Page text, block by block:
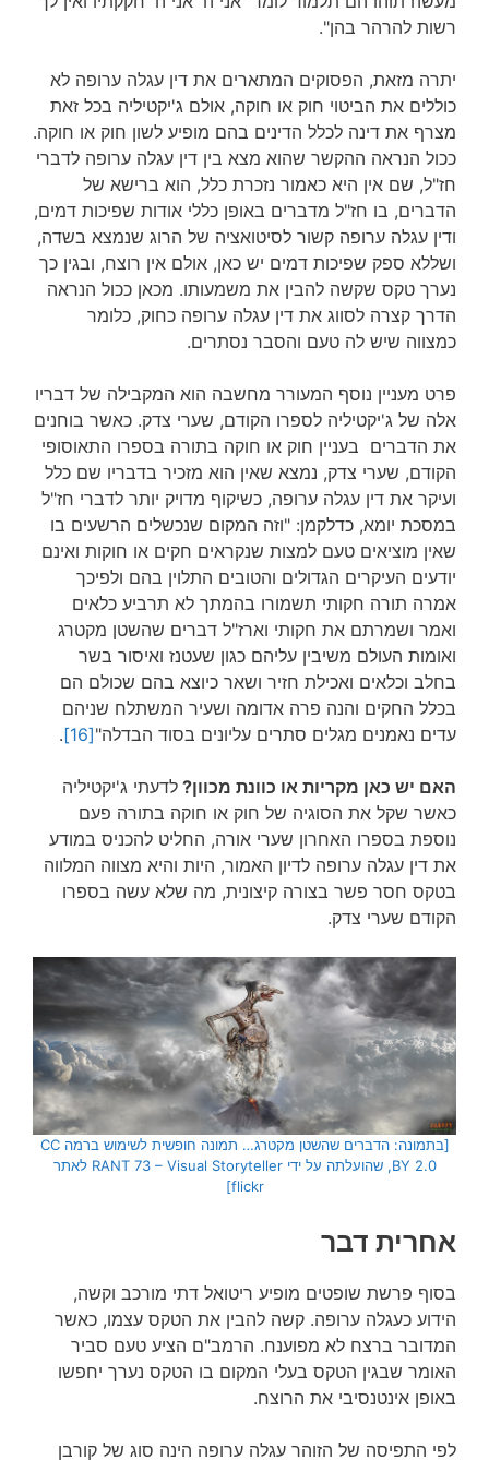
רשות להרהר בהן".
יתרה מזאת, הפסוקים המתארים את דין עגלה ערופה לא
כוללים את הביטוי חוק או חוקה, אולם ג'יקטיליה בכל זאת
מצרף את דינה לכלל הדינים בהם מופיע לשון חוק או חוקה.
ככול הנראה ההקשר שהוא מצא בין דין עגלה ערופה לדברי
חז"ל, שם אין היא כאמור נזכרת כלל, הוא ברישא של
הדברים, בו חז"ל מדברים באופן כללי אודות שפיכות דמים,
ודין עגלה ערופה קשור לסיטואציה של הרוג שנמצא בשדה,
ושללא ספק שפיכות דמים יש כאן, אולם אין רוצח, ובגין כך
נערך טקס שקשה להבין את משמעותו. מכאן ככול הנראה
הדרך קצרה לסווג את דין עגלה ערופה כחוק, כלומר
כמצווה שיש לה טעם והסבר נסתרים.
פרט מעניין נוסף המעורר מחשבה הוא המקבילה של דבריו
אלה של ג'יקטיליה לספרו הקודם, שערי צדק. כאשר בוחנים
את הדברים בעניין חוק או חוקה בתורה בספרו התאוסופי
הקודם, שערי צדק, נמצא שאין הוא מזכיר בדבריו שם כלל
ועיקר את דין עגלה ערופה, כשיקוף מדויק יותר לדברי חז"ל
במסכת יומא, כדלקמן: "וזה המקום שנכשלים הרשעים בו
שאין מוציאים טעם למצות שנקראים חקים או חוקות ואינם
יודעים העיקרים הגדולים והטובים התלוין בהם ולפיכך
אמרה תורה חקותי תשמורו בהמתך לא תרביע כלאים
ואמר ושמרתם את חקותי וארז"ל דברים שהשטן מקטרג
ואומות העולם משיבין עליהם כגון שעטנז ואיסור בשר
בחלב וכלאים ואכילת חזיר ושאר כיוצא בהם שכולם הם
בכלל החקים והנה פרה אדומה ושעיר המשתלח שניהם
עדים נאמנים מגלים סתרים עליונים בסוד הבדלה"[16]
.
האם יש כאן מקריות או כוונת מכוון? לדעתי ג'יקטיליה
כאשר שקל את הסוגיה של חוק או חוקה בתורה פעם
נוספת בספרו האחרון שערי אורה, החליט להכניס במודע
את דין עגלה ערופה לדיון האמור, היות והיא מצווה המלווה
בטקס חסר פשר בצורה קיצונית, מה שלא עשה בספרו
הקודם שערי צדק.
[בתמונה: הדברים שהשטן מקטרג… תמונה חופשית לשימוש ברמה CC
BY 2.0, שהועלתה על ידי RANT 73 – Visual Storyteller לאתר
flickr]
אחרית דבר
בסוף פרשת שופטים מופיע ריטואל דתי מורכב וקשה,
הידוע כעגלה ערופה. קשה להבין את הטקס עצמו, כאשר
המדובר ברצח לא מפוענח. הרמב"ם הציע טעם סביר
האומר שבגין הטקס בעלי המקום בו הטקס נערך יחפשו
באופן אינטנסיבי את הרוצח.
לפי התפיסה של הזוהר עגלה ערופה הינה סוג של קורבן